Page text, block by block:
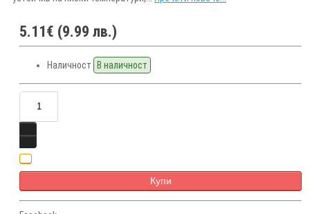
5.11€ (9.99 лв.)
Наличност В наличност
Купи